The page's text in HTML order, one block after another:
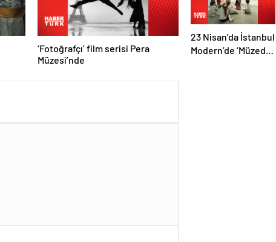
‘Fotoğrafçı’ film serisi Pera
Müzesi’nde
23 Nisan’da İstanbul
Modern’de ‘Müzede